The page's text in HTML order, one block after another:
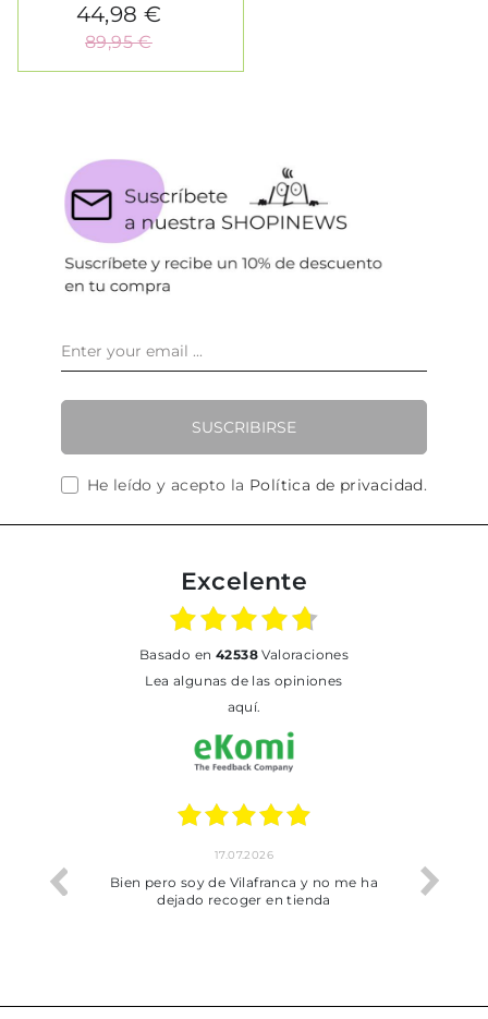
44,98 €
89,95 €
SUSCRIBIRSE
He leído y acepto la Política de privacidad.
Excelente
basado en 42538Valoraciones
Lea algunas de las opiniones
aquí.
trobat
17.07.2026
Bien pero soy de Vilafranca y no me ha
dejado recoger en tienda